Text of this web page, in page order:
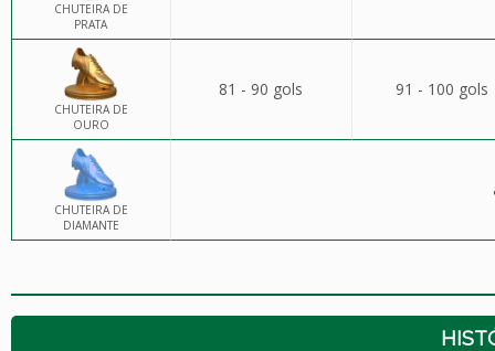
CHUTEIRA DE
PRATA
CHUTEIRA DE
OURO
81 - 90 gols 91 - 100 gols
CHUTEIRA DE
DIAMANTE